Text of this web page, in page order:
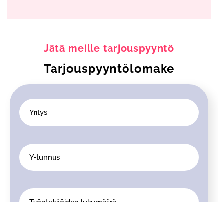
Jätä meille tarjouspyyntö
Tarjouspyyntö­lomake
Yritys
Y-
tunnus
Työntekijöiden